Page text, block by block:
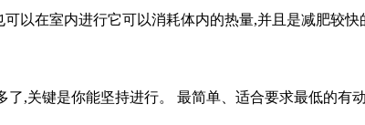
以在室内进行它可以消耗体内的热量,并且是减肥较快
,关键是你能坚持进行。 最简单、适合要求最低的